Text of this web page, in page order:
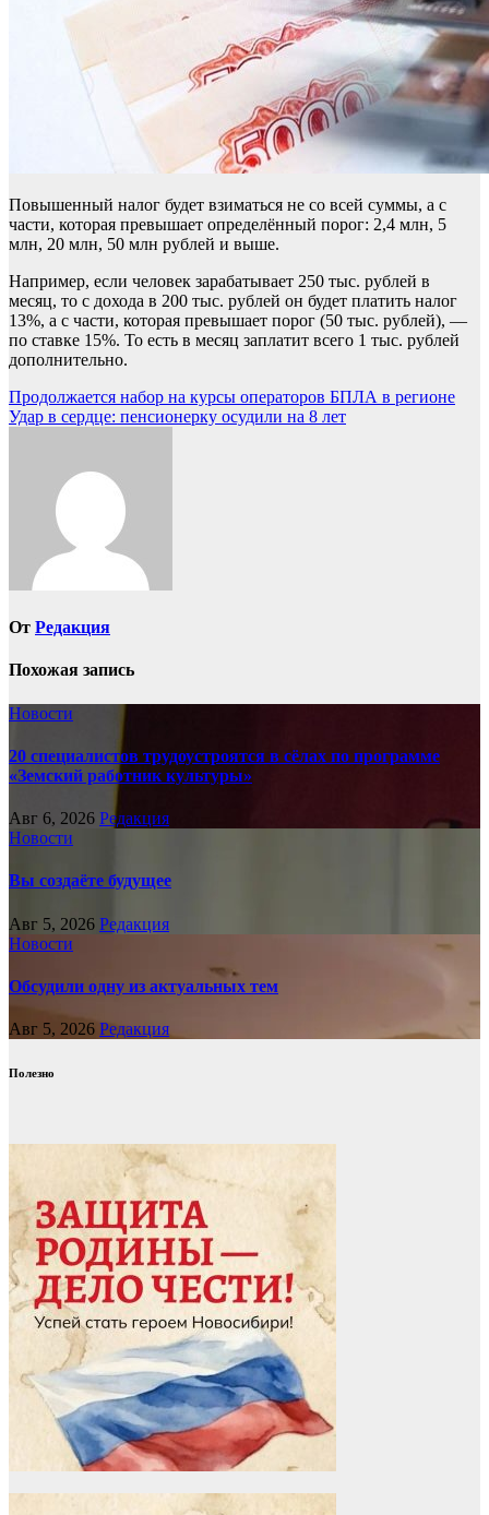
Повышенный налог будет взиматься не со всей суммы, а с
части, которая превышает определённый порог: 2,4 млн, 5
млн, 20 млн, 50 млн рублей и выше.
Например, если человек зарабатывает 250 тыс. рублей в
месяц, то с дохода в 200 тыс. рублей он будет платить налог
13%, а с части, которая превышает порог (50 тыс. рублей), —
по ставке 15%. То есть в месяц заплатит всего 1 тыс. рублей
дополнительно.
Навигация
по
Продолжается набор на курсы операторов БПЛА в регионе
Удар в сердце: пенсионерку осудили на 8 лет
От Редакция
Похожая запись
Новости
20 специалистов трудоустроятся в сёлах по программе
«Земский работник культуры»
Авг 6, 2026 Редакция
Новости
Вы создаёте будущее
Авг 5, 2026 Редакция
Новости
Обсудили одну из актуальных тем
Авг 5, 2026 Редакция
Полезно